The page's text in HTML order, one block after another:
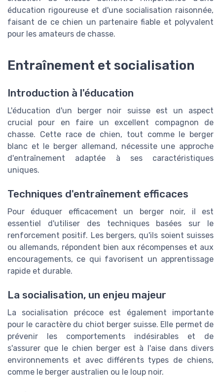
éducation rigoureuse et d'une socialisation raisonnée,
faisant de ce chien un partenaire fiable et polyvalent
pour les amateurs de chasse.
Entraînement et socialisation
Introduction à l'éducation
L'éducation d'un berger noir suisse est un aspect
crucial pour en faire un excellent compagnon de
chasse. Cette race de chien, tout comme le berger
blanc et le berger allemand, nécessite une approche
d'entraînement adaptée à ses caractéristiques
uniques.
Techniques d'entraînement efficaces
Pour éduquer efficacement un berger noir, il est
essentiel d'utiliser des techniques basées sur le
renforcement positif. Les bergers, qu'ils soient suisses
ou allemands, répondent bien aux récompenses et aux
encouragements, ce qui favorisent un apprentissage
rapide et durable.
La socialisation, un enjeu majeur
La socialisation précoce est également importante
pour le caractère du chiot berger suisse. Elle permet de
prévenir les comportements indésirables et de
s'assurer que le chien berger est à l'aise dans divers
environnements et avec différents types de chiens,
comme le berger australien ou le loup noir.